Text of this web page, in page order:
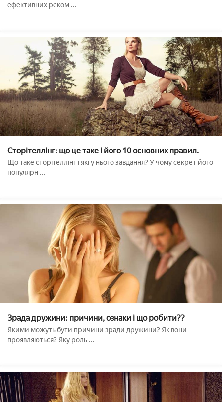
ефективних реком ...
Сторітеллінг: що це таке і його 10 основних правил.
Що таке сторітеллінг і які у нього завдання? У чому секрет його
популярн ...
Зрада дружини: причини, ознаки і що робити??
Якими можуть бути причини зради дружини? Як вони
проявляються? Яку роль ...